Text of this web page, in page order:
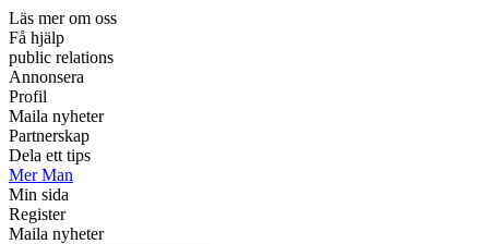
Läs mer om oss
Få hjälp
public relations
Annonsera
Profil
Maila nyheter
Partnerskap
Dela ett tips
Mer Man
Min sida
Register
Maila nyheter